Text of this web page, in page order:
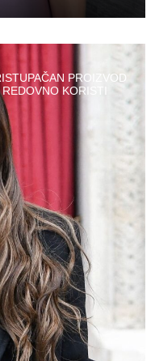
PROIZVOD
KORISTI